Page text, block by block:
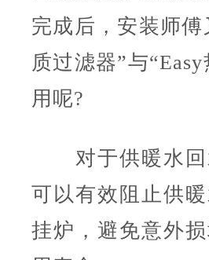
完成后，安装师
质过滤器”与
用呢?
对于供暖水回
可以有效阻止供
挂炉，避免意外